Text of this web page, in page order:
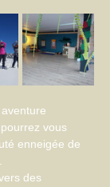
vous
enneigée de
des